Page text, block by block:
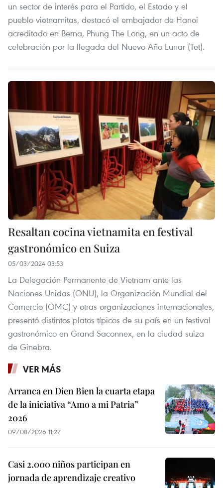
un sector de interés para el Partido, el Estado y el
pueblo vietnamitas, destacó el embajador de Hanoi
acreditado en Berna, Phung The Long, en un acto de
celebración por la llegada del Nuevo Año Lunar (Tet).
Resaltan cocina vietnamita en festival
gastronómico en Suiza
05/03/2024 03:53
La Delegación Permanente de Vietnam ante las
Naciones Unidas (ONU), la Organización Mundial del
Comercio (OMC) y otras organizaciones internacionales,
presentó distintos platos típicos de su país en un festival
gastronómico en Grand Saconnex, en la ciudad suiza
de Ginebra.
VER MÁS
Arranca en Dien Bien la cuarta etapa
de la iniciativa “Amo a mi Patria”
2026
09/08/2026 11:27
Casi 2.000 niños participan en
jornada de aprendizaje creativo